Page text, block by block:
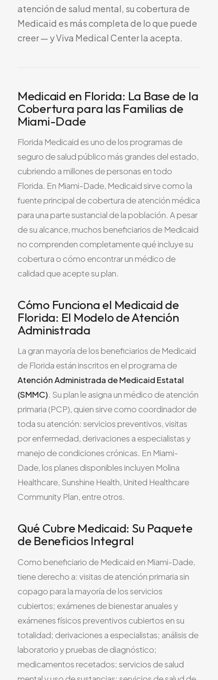
TDAH
Ansiedad
Depresión
Trastorno Bipolar
Manejo de Medicamentos
Migraña
Neuropatía Periférica
Vértigo y Mareo
Todas las Condiciones
atenciónde salud mental, su cobertura de
Medicaid es máscompleta de loque puede
creer— yViva Medical Centerla acepta.
Medicaid en Florida: La Base de la
Cobertura para las Familias de
Miami-Dade
Florida Medicaid es uno de los programas de
seguro de salud público más grandes del estado,
cubriendo a millones de personas en todo
Florida. En Miami-Dade, Medicaid sirve como la
fuente principal de cobertura de atención médica
para una parte sustancial de la población. A pesar
de su alcance, muchos beneficiarios de Medicaid
no comprenden completamente qué incluye su
cobertura o cómo encontrar un médico de
calidad que acepte su plan.
Cómo Funciona el Medicaid de
Florida: El Modelo de Atención
Administrada
La gran mayoría de los beneficiarios de Medicaid
de Florida están inscritos en el programa de
Atención Administrada de Medicaid Estatal
(SMMC). Su plan le asigna un médico de atención
primaria (PCP), quien sirve como coordinador de
toda su atención: servicios preventivos, visitas
por enfermedad, derivaciones a especialistas y
manejo de condiciones crónicas. En Miami-
Dade, los planes disponibles incluyen Molina
Healthcare, Sunshine Health, United Healthcare
Community Plan, entre otros.
Qué Cubre Medicaid: Su Paquete
de Beneficios Integral
Como beneficiario de Medicaid en Miami-Dade,
tiene derecho a: visitas de atención primaria sin
copago para la mayoría de los servicios
cubiertos; exámenes de bienestar anuales y
exámenes físicos preventivos cubiertos en su
totalidad; derivaciones a especialistas; análisis de
laboratorio y pruebas de diagnóstico;
medicamentos recetados; servicios de salud